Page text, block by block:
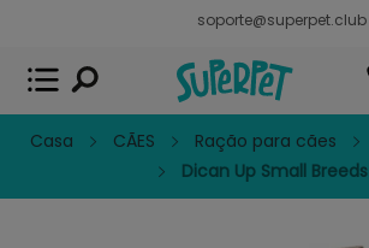
soporte@superpet.club
Casa CÃES Ração para cães
Dican Up Small Breeds
Superpet, comida para mascotas
APP GRATIS - En Google Play